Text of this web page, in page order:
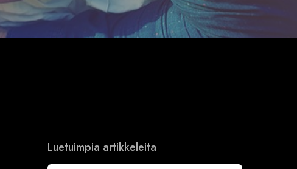
Luetuimpia artikkeleita